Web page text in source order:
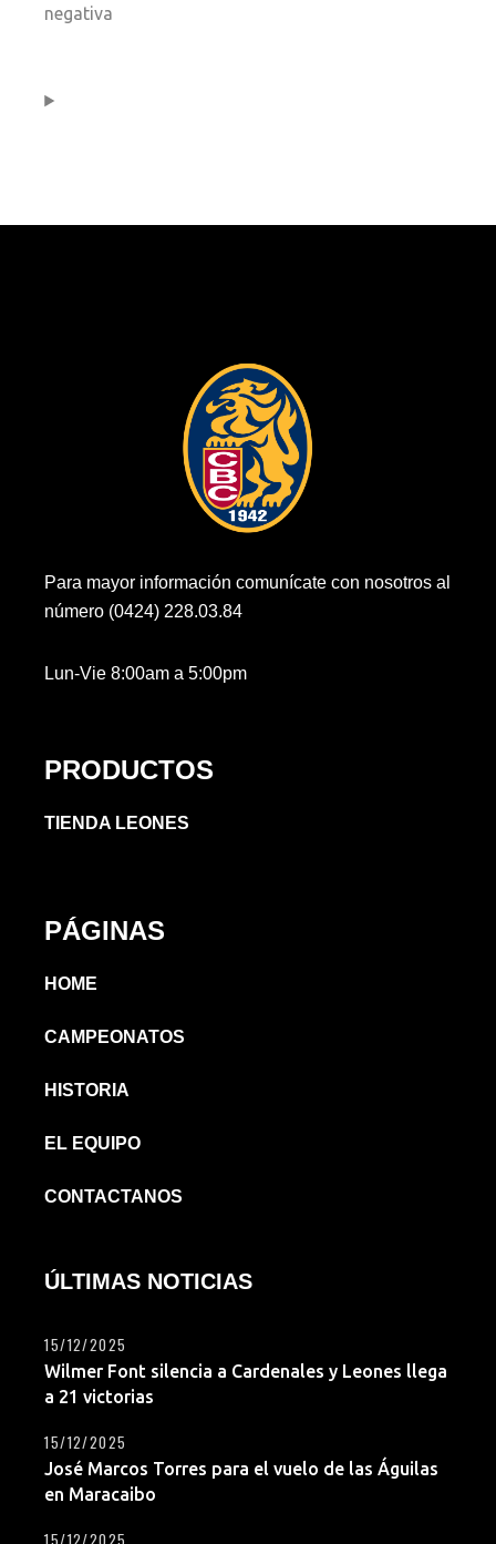
negativa
Para mayor información comunícate con nosotros al
número (0424) 228.03.84
Lun-Vie 8:00am a 5:00pm
PRODUCTOS
TIENDA LEONES
PÁGINAS
HOME
CAMPEONATOS
HISTORIA
EL EQUIPO
CONTACTANOS
ÚLTIMAS NOTICIAS
Wilmer Font silencia a Cardenales y Leones llega
a 21 victorias
15/12/2025
José Marcos Torres para el vuelo de las Águilas
en Maracaibo
15/12/2025
15/12/2025